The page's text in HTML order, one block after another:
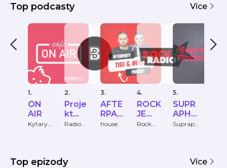
Top podcasty Více
1.
ON
AIR
Kytary.c
2.
Proje
kt
BACK
Radio
3.
AFTE
RPAR
TY
housem
4.
ROCK
JE
SLUŠ
Rock
5.
SUPR
APHO
N
Supraph
Top epizody Více